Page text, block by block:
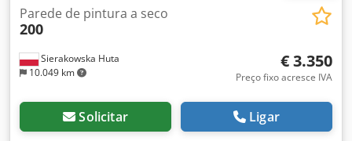
Sierakowska Huta
10.049 km
Parede de pintura a seco
200
€ 3.350
Preço fixo acresce IVA
Solicitar Ligar